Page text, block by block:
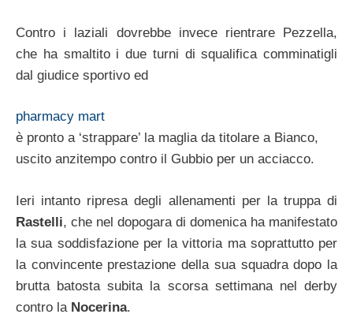
Contro i laziali dovrebbe invece rientrare Pezzella,
che ha smaltito i due turni di squalifica comminatigli
dal giudice sportivo ed
pharmacy mart
è pronto a ‘strappare’ la maglia da titolare a Bianco,
uscito anzitempo contro il Gubbio per un acciacco.
Ieri intanto ripresa degli allenamenti per la truppa di
Rastelli, che nel dopogara di domenica ha manifestato
la sua soddisfazione per la vittoria ma soprattutto per
la convincente prestazione della sua squadra dopo la
brutta batosta subita la scorsa settimana nel derby
contro la Nocerina.